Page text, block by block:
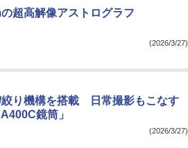
超高解像アストログラフ
(2026/3/27)
り機構を搭載 日常撮影もこなす
鏡筒」
(2026/3/27)